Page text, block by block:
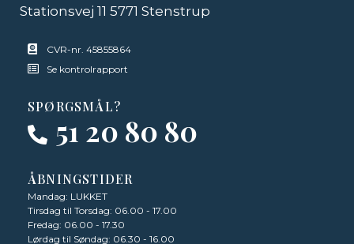
Stationsvej 11 5771 Stenstrup
CVR-nr. 45855864
Se kontrolrapport
SPØRGSMÅL?
51 20 80 80
ÅBNINGSTIDER
Mandag: LUKKET
Tirsdag til Torsdag: 06.00 - 17.00
Fredag: 06.00 - 17.30
Lørdag til Søndag: 06.30 - 16.00